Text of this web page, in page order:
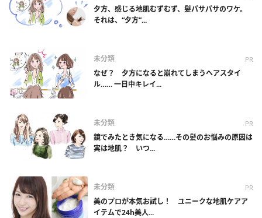
夕方、感じる地肌むずむず、髪パサパサのワケ。
それは、“夕方”...
未分類 PR
なぜ？ 夕方になると崩れてしまうヘアスタイ
ル…… 一日中キレイ...
未分類 PR
鏡でみたとき気になる……その髪のお悩みの原因は
実は地肌？ いつ...
未分類 PR
美のプロが本気お試し！ ユニークな地肌ケアア
イテムで24h美人...